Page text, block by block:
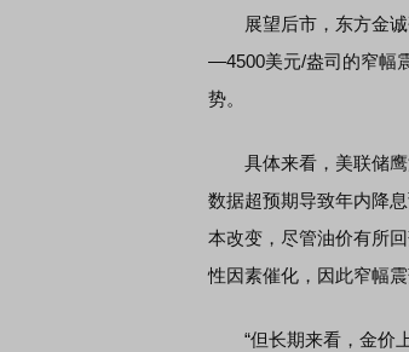
展望后市，东方金诚
—4500美元/盎司的窄幅
势。
具体来看，美联储鹰
数据超预期导致年内降
本改变，尽管油价有所
性因素催化，因此窄幅
“但长期来看，金价上